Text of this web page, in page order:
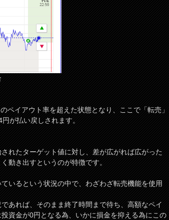
ペイアウト率を超えた状態となり、ここで「転売」
が払い戻しされます。
れたターゲット値に対し、差が広がれば広がった
動き出すというのが特徴です。
いるという状況の中で、わざわざ転売機能を使用
あれば、そのまま終了時間まで待ち、高額なペイ
資金が0円となる為、いかに損金を抑える為にこの